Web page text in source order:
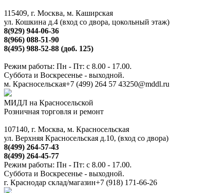
115409, г. Москва, м. Каширская
ул. Кошкина д.4 (вход со двора, цокольный этаж)
8(929) 944-06-36
8(966) 088-51-90
8(495) 988-52-88 (доб. 125)
Режим работы: Пн - Пт: с 8.00 - 17.00.
Суббота и Воскресенье - выходной.
м. Красносельская+7 (499) 264 57 43250@mddl.ru
МИДЛ на Красносельской
Розничная торговля и ремонт
107140, г. Москва, м. Красносельская
ул. Верхняя Красносельская д.10, (вход со двора)
8(499) 264-57-43
8(499) 264-45-77
Режим работы: Пн - Пт: с 8.00 - 17.00.
Суббота и Воскресенье - выходной.
г. Краснодар склад/магазин+7 (918) 171-66-26